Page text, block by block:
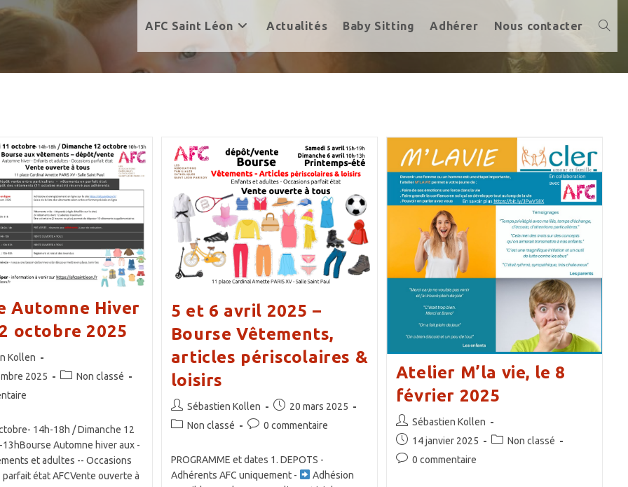
AFC Saint Léon Actualités Baby Sitting Adhérer Nous contacter
Automne Hiver
octobre 2025
Kollen
2025
PostNon classé
14h-18h / Dimanche 12
Automne hiver aux -
et adultes -- Occasions
état AFCVente ouverte à
5 et 6 avril 2025 –
Bourse Vêtements,
articles périscolaires &
loisirs
Auteur/autrice
de
Sébastien Kollen
Publication
publiée :
20 mars 2025
PostNon classé
Commentaires
la
0 commentaire
PROGRAMME et dates 1. DEPOTS -
Adhérents AFC uniquement -
Adhésion
Atelier M’la vie, le 8
février 2025
Auteur/autrice
de
publication :
Sébastien Kollen
Publication
publiée :
14 janvier 2025
PostNon classé
Commentaires
0 commentaire